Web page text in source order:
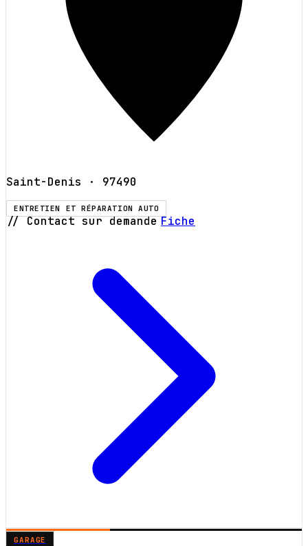
Saint-Denis · 97490
ENTRETIEN ET RÉPARATION AUTO
// Contact sur demande Fiche
GARAGE